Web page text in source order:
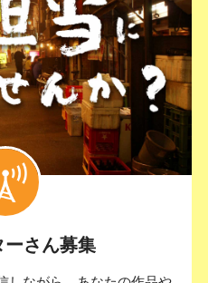
ーさん募集